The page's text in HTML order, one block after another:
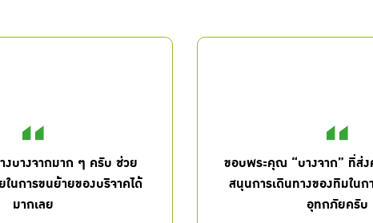
บางจากมาก ๆ ครับ ช่วย
ในการขนย้ายของบริจาคได้
มากเลย
ขอบพระคุณ “บางจาก” ที่ส่
สนุนการเดินทางของทีมในก
อุทกภัยครับ